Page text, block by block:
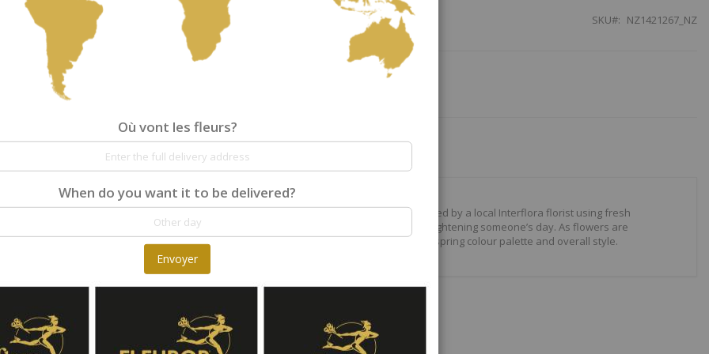
58,00 € SKU NZ1421267_NZ
Détails
Our Spring Posy is a joyful celebration of the season, handcrafted by a local Interflora florist using fresh
seasonal blooms.Perfect for birthdays, thank yous or simply brightening someone’s day. As flowers are
seasonal, varieties may vary while maintaining the same fresh spring colour palette and overall style.
Avis
Où vont les fleurs?
When do you want it to be delivered?
Envoyer